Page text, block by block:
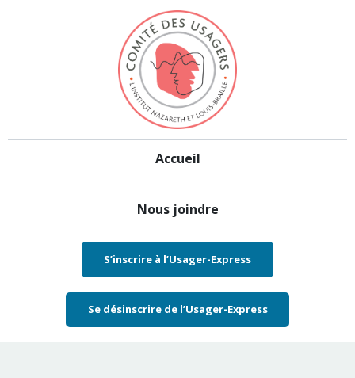
Accueil
Nous joindre
S’inscrire à l’Usager-Express
Se désinscrire de l’Usager-Express